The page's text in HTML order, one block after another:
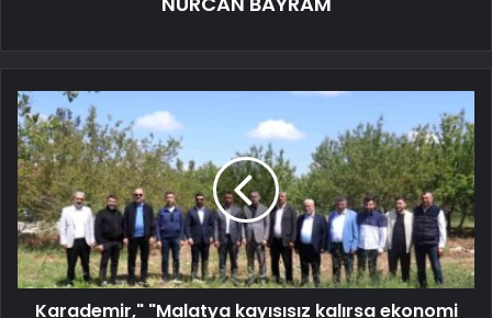
Karademir," "Malatya kayısısız kalırsa ekonomi